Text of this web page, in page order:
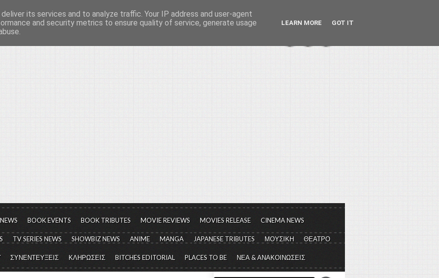
τον πολιτισμό, σε κάθε του μορφή και έκταση...
BOOK EVENTS BOOK TRIBUTES MOVIE REVIEWS MOVIES RELEASE CINEMA NEWS
TV SERIES NEWS SHOWBIZ NEWS ANIME MANGA JAPANESE TRIBUTES ΜΟΥΣΙΚΗ ΘΕΑΤΡΟ
ΣΥΝΕΝΤΕΥΞΕΙΣ ΚΛΗΡΩΣΕΙΣ BITCHES EDITORIAL PLACES TO BE ΝΕΑ & ΑΝΑΚΟΙΝΩΣΕΙΣ
its services and to analyze traffic. Your IP address and user-agent
and security metrics to ensure quality of service, generate usage
LEARN MORE GOT IT